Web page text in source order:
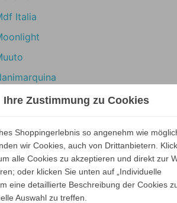
Ihre Zustimmung zu Cookies
Shoppingerlebnis so angenehm wie
wir Cookies, auch von Drittanbietern.
um alle Cookies zu akzeptieren und direkt zur
oder klicken Sie unten auf „Individuelle
eine detaillierte Beschreibung der Cookies
Auswahl zu treffen.